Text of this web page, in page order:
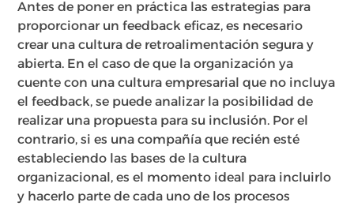
Antes de poner en práctica las estrategias para
proporcionar un feedback eficaz, es necesario
crear una cultura de retroalimentación segura y
abierta. En el caso de que la organización ya
cuente con una cultura empresarial que no incluya
el feedback, se puede analizar la posibilidad de
realizar una propuesta para su inclusión. Por el
contrario, si es una compañía que recién esté
estableciendo las bases de la cultura
organizacional, es el momento ideal para incluirlo
y hacerlo parte de cada uno de los procesos